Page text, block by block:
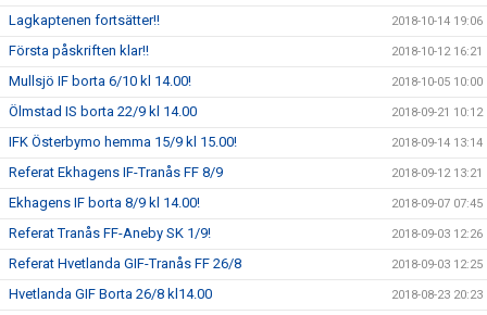
Lagkaptenen fortsätter!! 2018-10-14 19:06
Första påskriften klar!! 2018-10-12 16:21
Mullsjö IF borta 6/10 kl 14.00! 2018-10-05 10:00
Ölmstad IS borta 22/9 kl 14.00 2018-09-21 10:12
IFK Österbymo hemma 15/9 kl 15.00! 2018-09-14 13:14
Referat Ekhagens IF-Tranås FF 8/9 2018-09-12 13:21
Ekhagens IF borta 8/9 kl 14.00! 2018-09-07 07:45
Referat Tranås FF-Aneby SK 1/9! 2018-09-03 12:26
Referat Hvetlanda GIF-Tranås FF 26/8 2018-09-03 12:25
Hvetlanda GIF Borta 26/8 kl14.00 2018-08-23 20:23